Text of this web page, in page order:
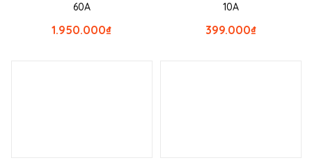
60A
₫
1.950.000
10A
₫
399.000